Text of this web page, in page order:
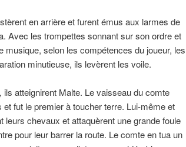
en arrière et furent émus aux larmes de
Avec les trompettes sonnant sur ​​son ordre et
musique, selon les compétences du joueur, les
minutieuse, ils levèrent les voile.
atteignirent Malte. Le vaisseau du comte
fut le premier à toucher terre. Lui-même et
leurs chevaux et attaquèrent une grande foule
pour leur barrer la route. Le comte en tua un